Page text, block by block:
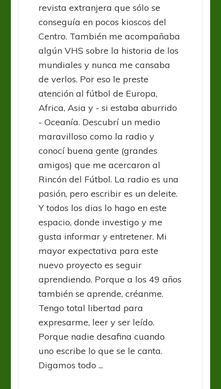
revista extranjera que sólo se
conseguía en pocos kioscos del
Centro. También me acompañaba
algún VHS sobre la historia de los
mundiales y nunca me cansaba
de verlos. Por eso le preste
atención al fútbol de Europa,
Africa, Asia y - si estaba aburrido
- Oceanía. Descubrí un medio
maravilloso como la radio y
conocí buena gente (grandes
amigos) que me acercaron al
Rincón del Fútbol. La radio es una
pasión, pero escribir es un deleite.
Y todos los dias lo hago en este
espacio, donde investigo y me
gusta informar y entretener. Mi
mayor expectativa para este
nuevo proyecto es seguir
aprendiendo. Porque a los 49 años
también se aprende, créanme.
Tengo total libertad para
expresarme, leer y ser leído.
Porque nadie desafina cuando
uno escribe lo que se le canta.
Digamos todo ...